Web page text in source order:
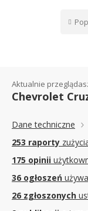
Aktualnie
Chevrolet
Dane techniczne
253 raporty
175 opinii
36 ogłoszeń
26 zgłoszonych